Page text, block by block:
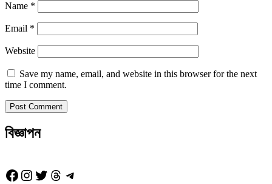
Name *
Email *
Website
Save my name, email, and website in this browser for the next
time I comment.
বিজ্ঞাপন
Facebook
Instagram
Twitter
Threads
Telegram